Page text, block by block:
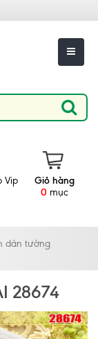
Giỏ hàng
0 mục
Vip
dán tường
28674